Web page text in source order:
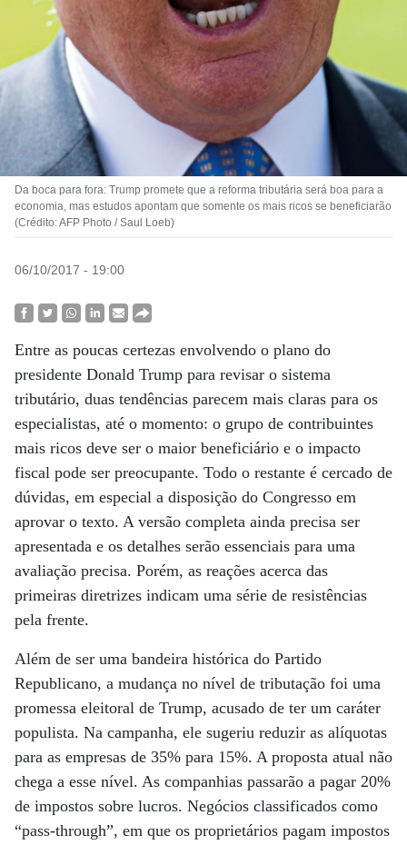
Da boca para fora: Trump promete que a reforma tributária será boa para a
economia, mas estudos apontam que somente os mais ricos se beneficiarão
(Crédito: AFP Photo / Saul Loeb)
06/10/2017 - 19:00
Entre as poucas certezas envolvendo o plano do
presidente Donald Trump para revisar o sistema
tributário, duas tendências parecem mais claras para os
especialistas, até o momento: o grupo de contribuintes
mais ricos deve ser o maior beneficiário e o impacto
fiscal pode ser preocupante. Todo o restante é cercado de
dúvidas, em especial a disposição do Congresso em
aprovar o texto. A versão completa ainda precisa ser
apresentada e os detalhes serão essenciais para uma
avaliação precisa. Porém, as reações acerca das
primeiras diretrizes indicam uma série de resistências
pela frente.
Além de ser uma bandeira histórica do Partido
Republicano, a mudança no nível de tributação foi uma
promessa eleitoral de Trump, acusado de ter um caráter
populista. Na campanha, ele sugeriu reduzir as alíquotas
para as empresas de 35% para 15%. A proposta atual não
chega a esse nível. As companhias passarão a pagar 20%
de impostos sobre lucros. Negócios classificados como
“pass-through”, em que os proprietários pagam impostos